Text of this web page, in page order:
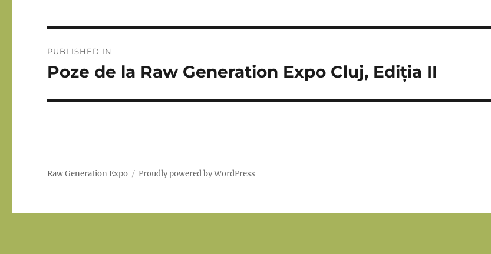
navigation
PUBLISHED IN
Poze de la Raw Generation Expo Cluj, Ediția II
Raw Generation Expo Proudly powered by WordPress